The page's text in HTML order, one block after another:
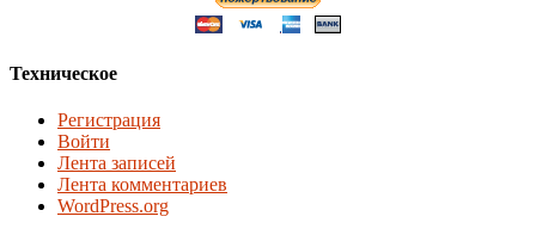
Техническое
Регистрация
Войти
Лента записей
Лента комментариев
WordPress.org